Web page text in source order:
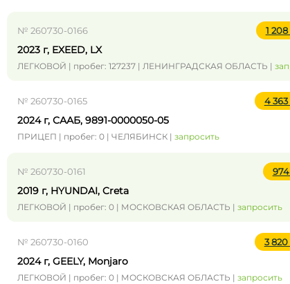
№ 260730-0166 1
2023 г, EXEED, LX
ЛЕГКОВОЙ | пробег: 127237 | ЛЕНИНГРАДСКАЯ ОБЛАСТЬ |
№ 260730-0165 4
2024 г, СААБ, 9891-0000050-05
ПРИЦЕП | пробег: 0 | ЧЕЛЯБИНСК | запросить
№ 260730-0161
2019 г, HYUNDAI, Creta
ЛЕГКОВОЙ | пробег: 0 | МОСКОВСКАЯ ОБЛАСТЬ | запросить
№ 260730-0160 3
2024 г, GEELY, Monjaro
ЛЕГКОВОЙ | пробег: 0 | МОСКОВСКАЯ ОБЛАСТЬ | запросить